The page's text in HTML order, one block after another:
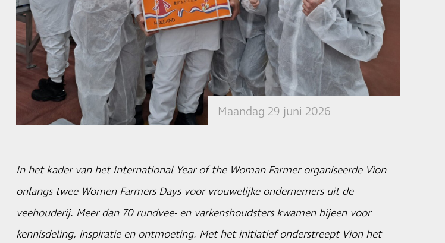
Maandag 29 juni 2026
In het kader van het International Year of the Woman Farmer organiseerde Vion
onlangs twee Women Farmers Days voor vrouwelijke ondernemers uit de
veehouderij. Meer dan 70 rundvee- en varkenshoudsters kwamen bijeen voor
kennisdeling, inspiratie en ontmoeting. Met het initiatief onderstreept Vion het